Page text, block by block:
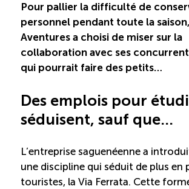
Recrutement de travailleurs étrangers
Ressources
Compétences et formations
Formation sur mesure
Pour pallier la difficulté de
personnel pendant toute la
Aventures a choisi de miser sur la
collaboration avec ses
qui pourrait faire des petits…
Des emplois pour
séduisent, sauf que…
L’entreprise saguenéenne a
une discipline qui séduit de plus en
touristes, la Via Ferrata. Cette